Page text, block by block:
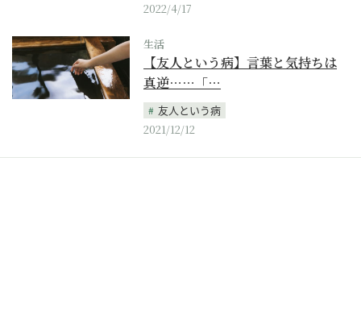
2022/4/17
生活
【友人という病】言葉と気持ちは
真逆……「…
友人という病
2021/12/12